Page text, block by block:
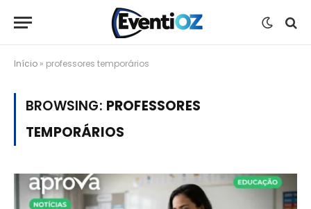
Início » professores temporários
BROWSING: PROFESSORES
TEMPORÁRIOS